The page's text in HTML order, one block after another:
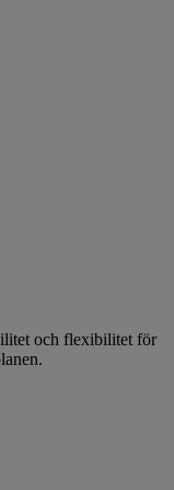
och flexibilitet för